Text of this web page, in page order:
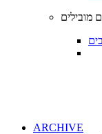
מובילים
ARCHIVE